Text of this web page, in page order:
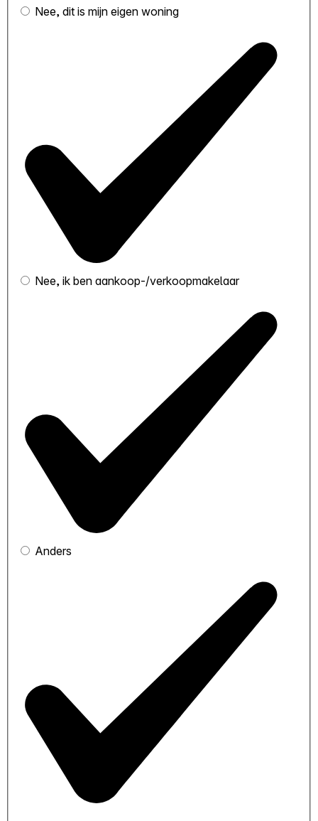
Nee, dit is mijn eigen woning
Nee, ik ben aankoop-/verkoopmakelaar
Anders